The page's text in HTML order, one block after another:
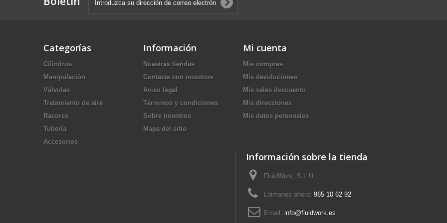
Categorías
Cilindros
Manipulación
Válvulas
Tratamiento de aire
Racores
Tubería
Accesorios
Información
Nuestras tiendas
Contacte con nosotros
Aviso legal
Términos y condiciones
Sobre nosotros
Mapa del sitio
Mi cuenta
Mis compras
Mis devoluciones
Mis vales descuento
Mis direcciones
Mis datos personales
Información sobre la tienda
FluidWork, S.L.U.
Llámanos ahora: 965 10 62 92
Email: info@fluidwork.es